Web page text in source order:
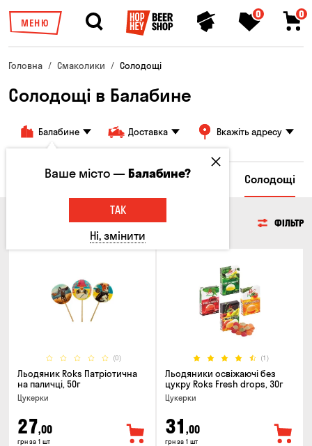
МЕНЮ
0 0
Головна Смаколики Солодощі
Солодощі в Балабине
Балабине Доставка Вкажіть адресу
Грінки та Сухарики Злакові снеки Солодощі
СОЛОДОЩІ ФІЛЬТР
(0)
Льодяник Roks Патріотична
на паличці, 50г
Цукерки
27,00
грн за 1 шт
(1)
Льодяники освіжаючі без
цукру Roks Fresh drops, 30г
Цукерки
31 ,00
грн за 1 шт
Ваше місто —Балабине?
ТАК
Ні, змінити